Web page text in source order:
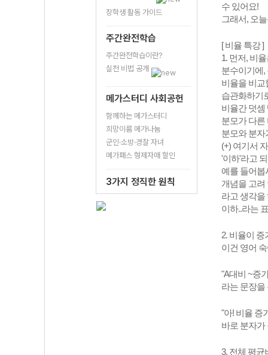
장학생 활동 가이드
주간완전학습
주간완전학습이란?
실천 비법 공개
메가스터디 사회공헌
함께하는 메가스터디
희망이룸 메가나눔
군인·소방·경찰 자녀
메가패스 형제자매 할인
3가지 정직한 원칙
수 있어요!
그래서, 오
[ 비율 특강 ]
1. 먼저, 비
분수이기에,
비율을 비교
습관화하기
비율간 덧셈
분모가 다른
분모와 분자
(+) 여기서
'이하'라고
예를 들어봅
개념을 고려
라고 생각을
이하..라는
2. 비율이
이건 영어
"A대비 ~증
라는 문장을
"아! 비율 증
바로 분자가
3. 전체 평균